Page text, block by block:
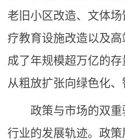
老旧小区改造、文体
疗教育设施改造以及
成了年规模超万亿的
从粗放扩张向绿色化
政策与市场的双
行业的发展轨迹。政